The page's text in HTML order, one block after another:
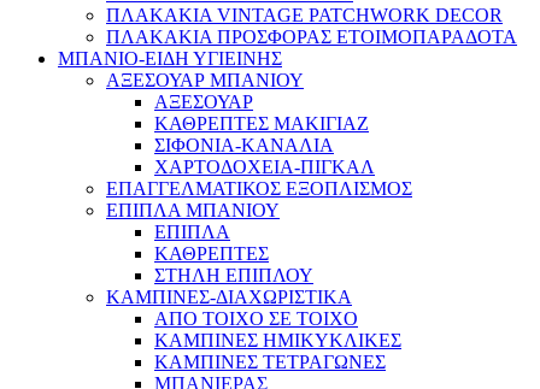
ΠΛΑΚΑΚΙΑ VINTAGE PATCHWORK DECOR
ΠΛΑΚΑΚΙΑ ΠΡΟΣΦΟΡΑΣ ΕΤΟΙΜΟΠΑΡΑΔΟΤΑ
ΜΠΑΝΙΟ-ΕΙΔΗ ΥΓΙΕΙΝΗΣ
ΑΞΕΣΟΥΑΡ ΜΠΑΝΙΟΥ
ΑΞΕΣΟΥΑΡ
ΚΑΘΡΕΠΤΕΣ ΜΑΚΙΓΙΑΖ
ΣΙΦΟΝΙΑ-ΚΑΝΑΛΙΑ
ΧΑΡΤΟΔΟΧΕΙΑ-ΠΙΓΚΑΛ
ΕΠΑΓΓΕΛΜΑΤΙΚΟΣ ΕΞΟΠΛΙΣΜΟΣ
ΕΠΙΠΛΑ ΜΠΑΝΙΟΥ
ΕΠΙΠΛΑ
ΚΑΘΡΕΠΤΕΣ
ΣΤΗΛΗ ΕΠΙΠΛΟΥ
ΚΑΜΠΙΝΕΣ-ΔΙΑΧΩΡΙΣΤΙΚΑ
ΑΠΟ ΤΟΙΧΟ ΣΕ ΤΟΙΧΟ
ΚΑΜΠΙΝΕΣ ΗΜΙΚΥΚΛΙΚΕΣ
ΚΑΜΠΙΝΕΣ ΤΕΤΡΑΓΩΝΕΣ
ΜΠΑΝΙΕΡΑΣ